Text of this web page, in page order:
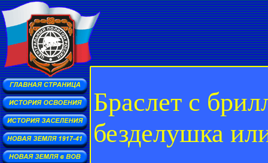
Браслет с
безделушка